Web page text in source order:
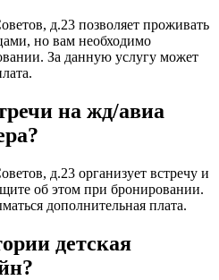
д.23 позволяет проживать
но вам необходимо
За данную услугу может
на жд/авиа
д.23 организует встречу и
об этом при бронировании.
дополнительная плата.
детская